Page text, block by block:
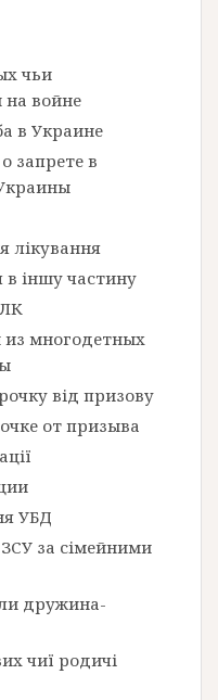
чьи
на войне
в Украине
запрете в
лікування
в іншу частину
из многодетных
від призову
от призыва
УБД
за сімейними
дружина-
чиї родичі